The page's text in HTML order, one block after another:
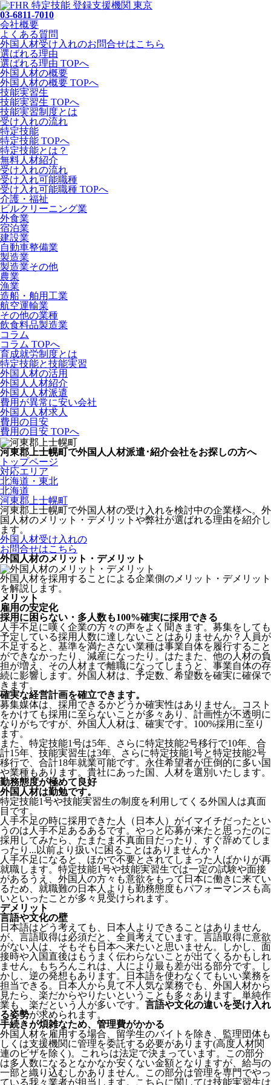
03-6811-7010
会社概要
よくある質問
外国人材受け入れのお問合せはこちら
選ばれる理由
選ばれる理由 TOPへ
外国人材の概要
外国人材の概要 TOPへ
技能実習生
技能実習生 TOPへ
技能実習制度とは
受け入れの流れ
特定技能
特定技能 TOPへ
特定技能とは？
無料人材紹介
受け入れの流れ
受け入れ可能職種
受け入れ可能職種 TOPへ
介護・福祉
ビルクリーニング業
外食業
宿泊業
建設業
自動車整備業
製造業
製造業その他
農業
漁業
造船・舶用工業
航空運輸業
その他の業種
飲食料品製造業
コラム
コラム TOPへ
育成就労制度とは
特定技能と技能実習
外国人材の活用
外国人人材紹介
外国人人材派遣
費用が異常に安い会社
外国人人材求人
費用の目安
費用の目安 TOPへ
河東郡上士幌町で外国人人材派遣･紹介会社をお探しの方へ
トップページ
対応エリア
北海道・東北
北海道
河東郡上士幌町
河東郡上士幌町で外国人材の受け入れを検討中の企業様へ。外
国人材のメリット・デメリットや弊社が選ばれる理由を紹介し
ます。
外国人材受け入れの
お問合せはこちら
外国人材のメリット・デメリット
外国人材を採用することによる企業側のメリット・デメリット
を解説します。
メリット
雇用の安定化
採用に困らない・多人数も100%確実に採用できる
人手不足に嘆く企業の方々の声をよく聞きます。募集をしても
予定している採用人数に達しないことはありませんか？人員が
不足すると、基準を満たさない業種は事業自体を履行すること
ができなかったり、減産になったり。はたまた、他の人材の負
担が増え、その人材まで離職になってしまうと、事業自体の存
続に影響します。 外国人材は、予定数、希望数を確実に確保で
きます。
確実な経営計画を確立できます。
募集媒体は、採用できるかどうか確実性はありません。コスト
をかけても採用に至らないことが多々あり、計画性が不透明に
なりがちですが、外国人人材は、確実です。100%採用に至り
ます。
また、特定技能1号は5年、さらに特定技能2号移行で10年、合
計15年、技能実習生は3年、さらに特定技能1号と特定技能2号
移行で、合計18年就業可能です。永住希望者が圧倒的に多い国
や業種もあります。貴社にあった国、人材を選別いたします。
勤務態度が極めて良好
外国人材は勤勉です。
特定技能1号や技能実習生の制度を利用してくる外国人は真面
目 です。
人手不足の時に採用できた人（日本人）がイマイチだったとい
うのは人手不足あるあるです。やっと応募が来たと思ったのに
採用してみたら、たまたま不真面目だったり、すぐ辞めてしま
ったり...以前より扱いに困ることはありませんか？
人手不足になると、ほかで不要とされてしまった人ばかりが再
就職します。特定技能1号や技能実習生では一定の試験や面接
があるうえ、外国人の方々も意欲をもって日本に働きに来てい
るため、就職難の日本人よりも勤務態度もパフォーマンスも高
いといったことが多々見受けられます。
デメリット
言語や文化の壁
日本語はどう考えても、日本人よりできることはありません
が、言語取得は必須だと、全員考えています。言語取得に意欲
がない人は、そもそも日本へ来たいと思いません。しかし、面
接時や入国直後はもうまく伝わらないことが出てくるかもしれ
ません。
もちろんこれは、人により最も差が出る部分です。し
かし、逆の発想もあります。日本語を使わなくてもいい業務を
担当できる。日本人から見て不人気な業務でも、外国人材から
見たら、楽だからやりたいということも多々あります。単純作
業も、楽だという人が多いです。 言語や文化の違いを受け入れ
る姿勢が求められます。
手続きが煩雑なため、管理費がかかる
外国人材を雇用する場合、留学生のバイトを除き、 監理団体も
しくは支援機関に管理を委託する必要があります(高度人材関
連のビザを除く)。これらは法定で決まっています。この部分
は多人数になるとなかなか安くない金額となりますが、給与の
一部と織り込むしかありません。この部分は管理を専門でやっ
ている我々業者が担当します。こちらに関しては技能実習生は